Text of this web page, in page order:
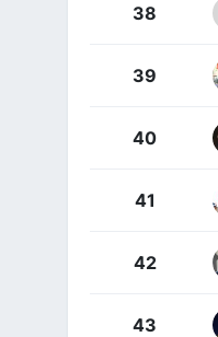
38
39
40
41
42
43